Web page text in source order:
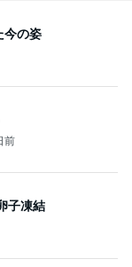
今の姿
前
子凍結